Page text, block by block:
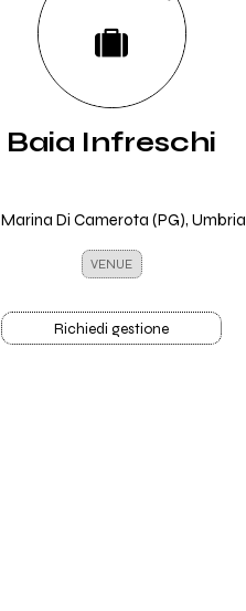
Baia Infreschi
Marina Di Camerota (PG), Umbria
VENUE
Richiedi gestione